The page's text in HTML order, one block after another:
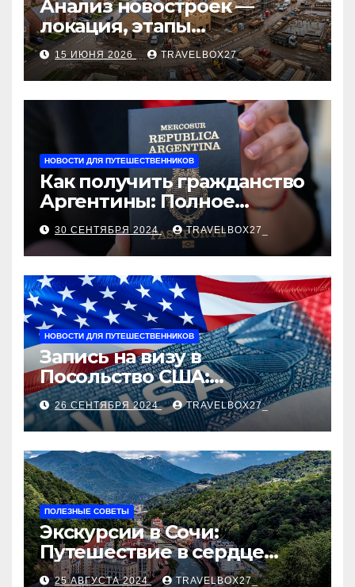
Анализ новостроек —
локация, этапы
строительства, проверка
застройщика, сценарии
оформления сделки и
рыночные ориентиры
15 ИЮНЯ 2026 TRAVELBOX27_
НОВОСТИ ДЛЯ ПУТЕШЕСТВЕННИКОВ
Как получить гражданство
Аргентины: Полное
руководство
30 СЕНТЯБРЯ 2024 TRAVELBOX27_
НОВОСТИ ДЛЯ ПУТЕШЕСТВЕННИКОВ
Запись на визу в
Посольство США:
Пошаговое руководство
26 СЕНТЯБРЯ 2024 TRAVELBOX27_
ПОЛЕЗНЫЕ СОВЕТЫ
Экскурсии в Сочи:
Путешествие в сердце
Черноморского курорта
25 АВГУСТА 2024 TRAVELBOX27_